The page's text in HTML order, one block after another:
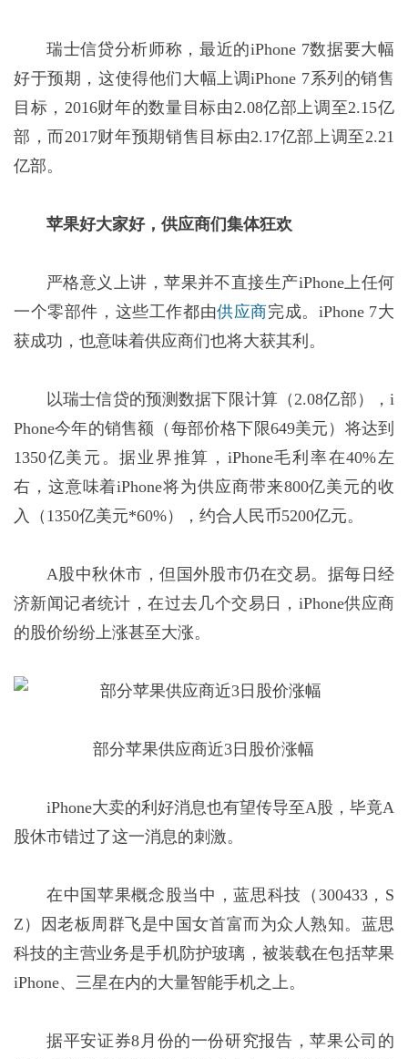
瑞士信贷分析师称，最近的iPhone 7数据要大幅
好于预期，这使得他们大幅上调iPhone 7系列的销售
目标，2016财年的数量目标由2.08亿部上调至2.15亿
部，而2017财年预期销售目标由2.17亿部上调至2.21
亿部。
苹果好大家好，供应商们集体狂欢
严格意义上讲，苹果并不直接生产iPhone上任何
一个零部件，这些工作都由供应商完成。iPhone 7大
获成功，也意味着供应商们也将大获其利。
以瑞士信贷的预测数据下限计算（2.08亿部），i
Phone今年的销售额（每部价格下限649美元）将达到
1350亿美元。据业界推算，iPhone毛利率在40%左
右，这意味着iPhone将为供应商带来800亿美元的收
入（1350亿美元*60%），约合人民币5200亿元。
A股中秋休市，但国外股市仍在交易。据每日经
济新闻记者统计，在过去几个交易日，iPhone供应商
的股价纷纷上涨甚至大涨。
部分苹果供应商近3日股价涨幅
iPhone大卖的利好消息也有望传导至A股，毕竟A
股休市错过了这一消息的刺激。
在中国苹果概念股当中，蓝思科技（300433，S
Z）因老板周群飞是中国女首富而为众人熟知。蓝思
科技的主营业务是手机防护玻璃，被装载在包括苹果
iPhone、三星在内的大量智能手机之上。
据平安证券8月份的一份研究报告，苹果公司的